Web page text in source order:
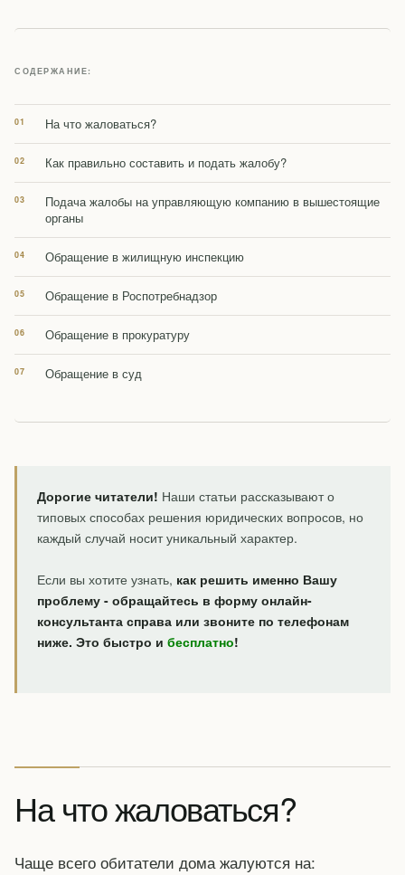
СОДЕРЖАНИЕ:
На что жаловаться?
Как правильно составить и подать жалобу?
Подача жалобы на управляющую компанию в вышестоящие
органы
Обращение в жилищную инспекцию
Обращение в Роспотребнадзор
Обращение в прокуратуру
Обращение в суд
Дорогие читатели! Наши статьи рассказывают о
типовых способах решения юридических вопросов, но
каждый случай носит уникальный характер.
Если вы хотите узнать, как решить именно Вашу
проблему - обращайтесь в форму онлайн-
консультанта справа или звоните по телефонам
ниже. Это быстро и бесплатно!
На что жаловаться?
Чаще всего обитатели дома жалуются на: